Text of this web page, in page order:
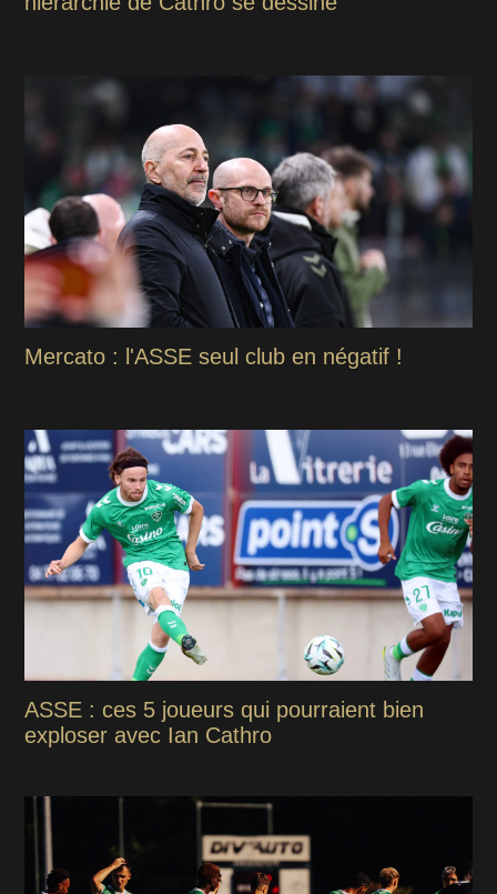
Mercato : l'ASSE seul club en négatif !
ASSE : ces 5 joueurs qui pourraient bien
exploser avec Ian Cathro